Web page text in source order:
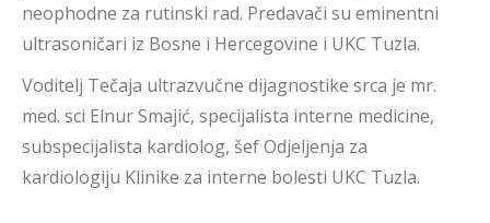
neophodne za rutinski rad. Predavači su eminentni
ultrasoničari iz Bosne i Hercegovine i UKC Tuzla.
Voditelj Tečaja ultrazvučne dijagnostike srca je mr.
med. sci Elnur Smajić, specijalista interne medicine,
subspecijalista kardiolog, šef Odjeljenja za
kardiologiju Klinike za interne bolesti UKC Tuzla.